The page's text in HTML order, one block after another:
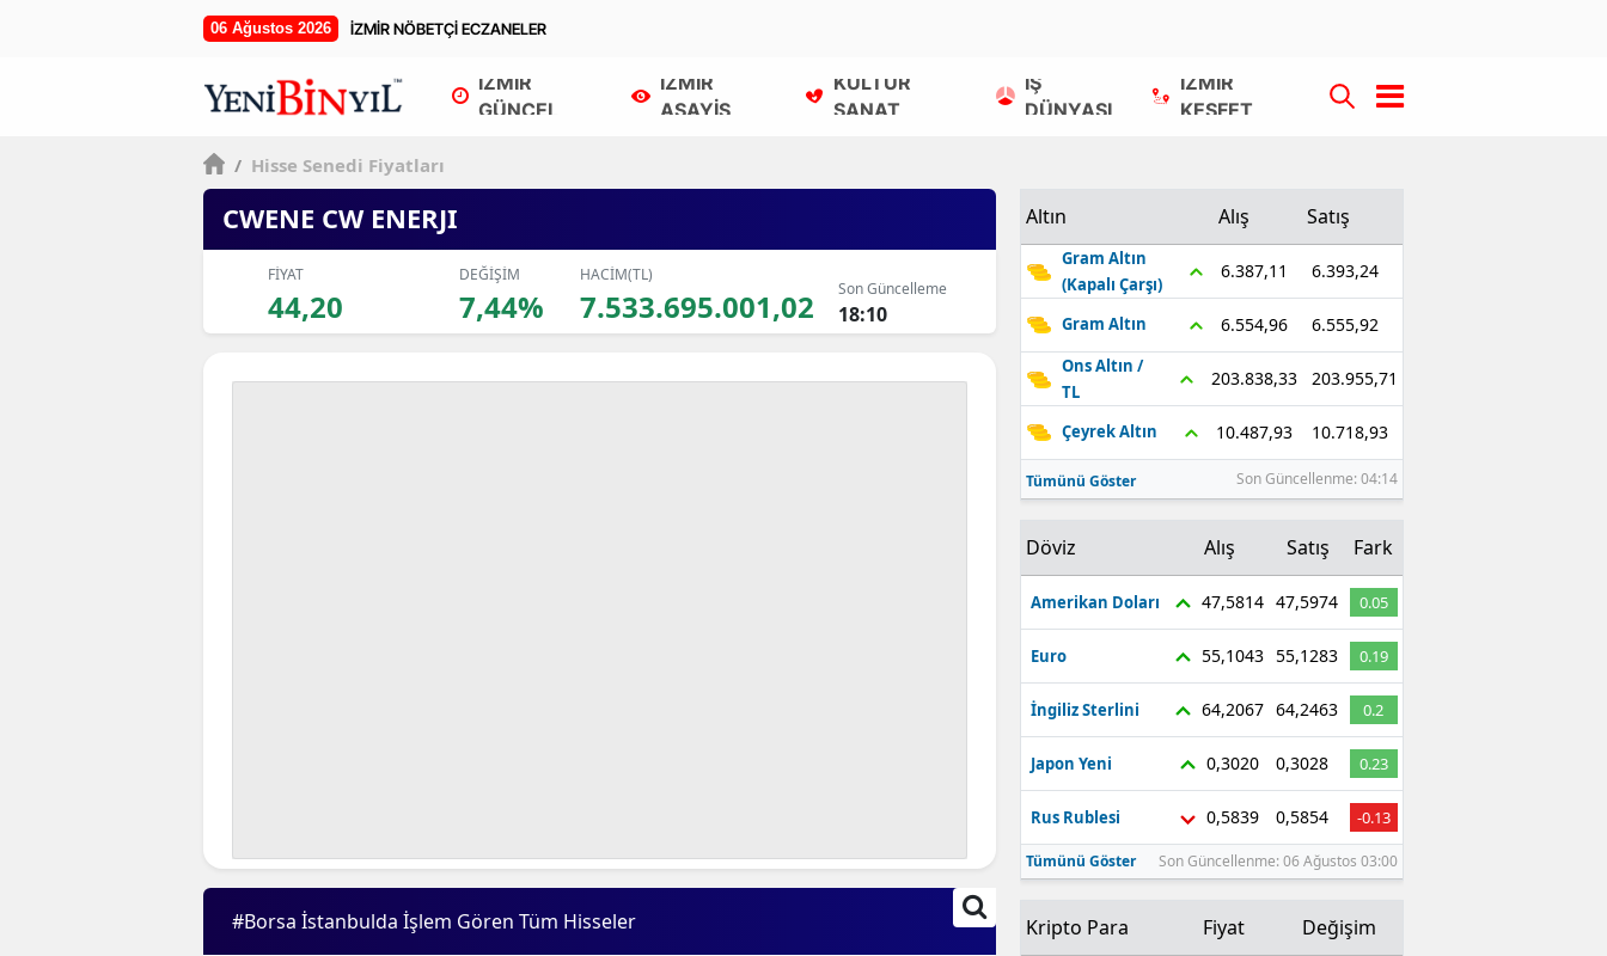
06 Ağustos 2026 İZMİR NÖBETÇİ ECZANELER
İZMİR
GÜNCEL
İZMİR
ASAYİŞ
KÜLTÜR
SANAT
İŞ
DÜNYASI
İZMİR
KEŞFET
/ Hisse Senedi Fiyatları
CWENE CW ENERJI
FİYAT
44,20
DEĞİŞİM
7,44%
HACİM(TL)
7.533.695.001,02 Son Güncelleme
18:10
#Borsa İstanbulda İşlem Gören Tüm Hisseler
Altın Alış Satış
Gram Altın
(Kapalı Çarşı)
6.387,11 6.393,24
Gram Altın 6.554,96 6.555,92
Ons Altın /
TL
203.838,33 203.955,71
Çeyrek Altın 10.487,93 10.718,93
Tümünü Göster Son Güncellenme: 04:14
Döviz Alış Satış Fark
Amerikan Doları 47,5814 47,5974 0.05
Euro 55,1043 55,1283 0.19
İngiliz Sterlini 64,2067 64,2463 0.2
Japon Yeni 0,3020 0,3028 0.23
Rus Rublesi 0,5839 0,5854 -0.13
Tümünü Göster Son Güncellenme: 06 Ağustos 03:00
Kripto Para Fiyat Değişim